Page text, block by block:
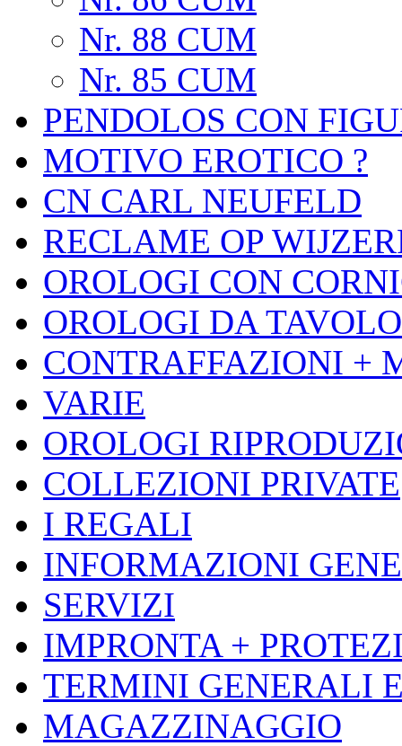
Nr. 88 CUM
Nr. 85 CUM
PENDOLOS CON
MOTIVO EROTICO ?
CN CARL NEUFELD
RECLAME OP
OROLOGI CON
OROLOGI DA TAVOLO
CONTRAFFAZIONI +
VARIE
OROLOGI
COLLEZIONI PRIVATE
I REGALI
INFORMAZIONI
SERVIZI
IMPRONTA +
TERMINI GENERALI
MAGAZZINAGGIO